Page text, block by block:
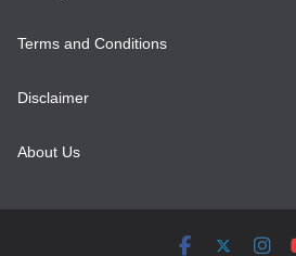
Terms and Conditions
Disclaimer
About Us